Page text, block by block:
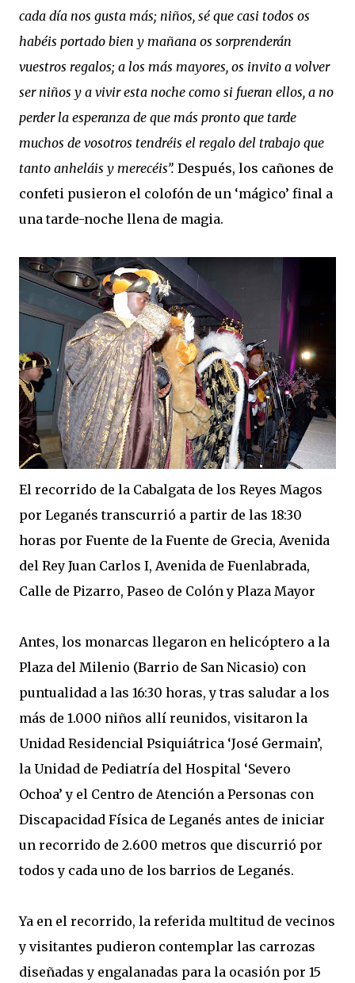
cada día nos gusta más; niños, sé que casi todos os
habéis portado bien y mañana os sorprenderán
vuestros regalos; a los más mayores, os invito a volver
ser niños y a vivir esta noche como si fueran ellos, a no
perder la esperanza de que más pronto que tarde
muchos de vosotros tendréis el regalo del trabajo que
tanto anheláis y merecéis”. Después, los cañones de
confeti pusieron el colofón de un ‘mágico’ final a
una tarde-noche llena de magia.
El recorrido de la Cabalgata de los Reyes Magos
por Leganés transcurrió a partir de las 18:30
horas por Fuente de la Fuente de Grecia, Avenida
del Rey Juan Carlos I, Avenida de Fuenlabrada,
Calle de Pizarro, Paseo de Colón y Plaza Mayor
Antes, los monarcas llegaron en helicóptero a la
Plaza del Milenio (Barrio de San Nicasio) con
puntualidad a las 16:30 horas, y tras saludar a los
más de 1.000 niños allí reunidos, visitaron la
Unidad Residencial Psiquiátrica ‘José Germain’,
la Unidad de Pediatría del Hospital ‘Severo
Ochoa’ y el Centro de Atención a Personas con
Discapacidad Física de Leganés antes de iniciar
un recorrido de 2.600 metros que discurrió por
todos y cada uno de los barrios de Leganés.
Ya en el recorrido, la referida multitud de vecinos
y visitantes pudieron contemplar las carrozas
diseñadas y engalanadas para la ocasión por 15